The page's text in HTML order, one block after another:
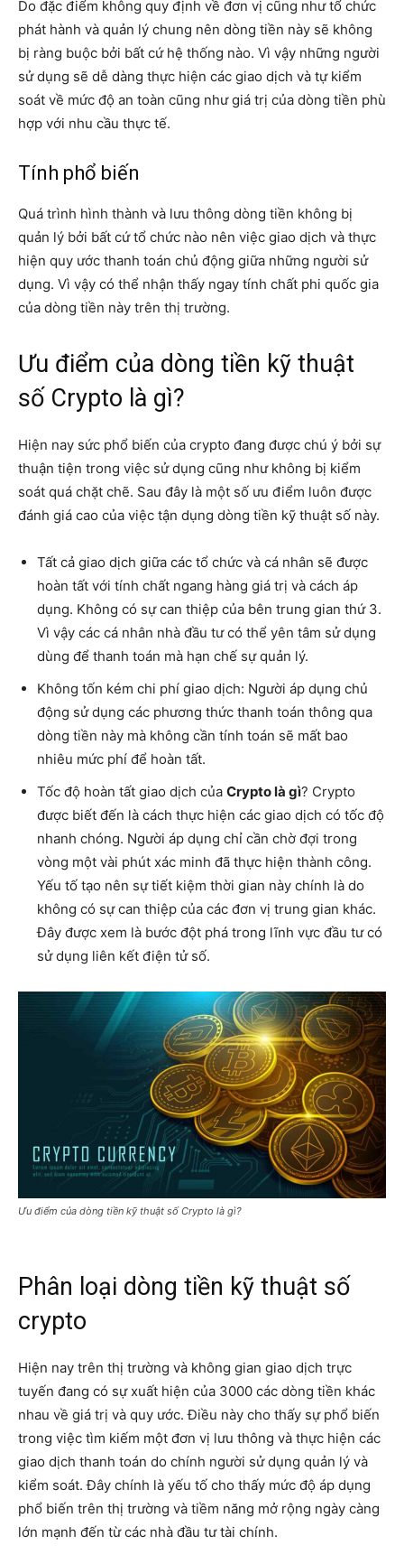
Do đặc điểm không quy định về đơn vị cũng như tổ chức
phát hành và quản lý chung nên dòng tiền này sẽ không
bị ràng buộc bởi bất cứ hệ thống nào. Vì vậy những người
sử dụng sẽ dễ dàng thực hiện các giao dịch và tự kiểm
soát về mức độ an toàn cũng như giá trị của dòng tiền phù
hợp với nhu cầu thực tế.
Tính phổ biến
Quá trình hình thành và lưu thông dòng tiền không bị
quản lý bởi bất cứ tổ chức nào nên việc giao dịch và thực
hiện quy ước thanh toán chủ động giữa những người sử
dụng. Vì vậy có thể nhận thấy ngay tính chất phi quốc gia
của dòng tiền này trên thị trường.
Ưu điểm của dòng tiền kỹ thuật
số Crypto là gì?
Hiện nay sức phổ biến của crypto đang được chú ý bởi sự
thuận tiện trong việc sử dụng cũng như không bị kiểm
soát quá chặt chẽ. Sau đây là một số ưu điểm luôn được
đánh giá cao của việc tận dụng dòng tiền kỹ thuật số này.
Tất cả giao dịch giữa các tổ chức và cá nhân sẽ được
hoàn tất với tính chất ngang hàng giá trị và cách áp
dụng. Không có sự can thiệp của bên trung gian thứ 3.
Vì vậy các cá nhân nhà đầu tư có thể yên tâm sử dụng
dùng để thanh toán mà hạn chế sự quản lý.
Không tốn kém chi phí giao dịch: Người áp dụng chủ
động sử dụng các phương thức thanh toán thông qua
dòng tiền này mà không cần tính toán sẽ mất bao
nhiêu mức phí để hoàn tất.
Tốc độ hoàn tất giao dịch của Crypto là gì? Crypto
được biết đến là cách thực hiện các giao dịch có tốc độ
nhanh chóng. Người áp dụng chỉ cần chờ đợi trong
vòng một vài phút xác minh đã thực hiện thành công.
Yếu tố tạo nên sự tiết kiệm thời gian này chính là do
không có sự can thiệp của các đơn vị trung gian khác.
Đây được xem là bước đột phá trong lĩnh vực đầu tư có
sử dụng liên kết điện tử số.
Ưu điểm của dòng tiền kỹ thuật số Crypto là gì?
Phân loại dòng tiền kỹ thuật số
crypto
Hiện nay trên thị trường và không gian giao dịch trực
tuyến đang có sự xuất hiện của 3000 các dòng tiền khác
nhau về giá trị và quy ước. Điều này cho thấy sự phổ biến
trong việc tìm kiếm một đơn vị lưu thông và thực hiện các
giao dịch thanh toán do chính người sử dụng quản lý và
kiểm soát. Đây chính là yếu tố cho thấy mức độ áp dụng
phổ biến trên thị trường và tiềm năng mở rộng ngày càng
lớn mạnh đến từ các nhà đầu tư tài chính.